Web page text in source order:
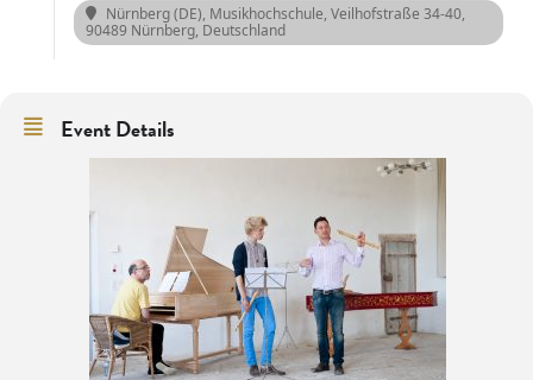
Nürnberg (DE), Musikhochschule, Veilhofstraße 34-40,
90489 Nürnberg, Deutschland
Event Details